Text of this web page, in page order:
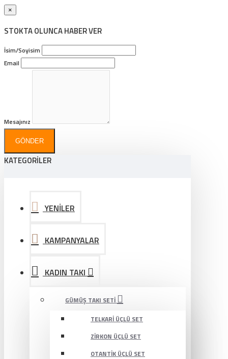
×
STOKTA OLUNCA HABER VER
İsim/Soyisim
Email
Mesajınız
GÖNDER
KATEGORİLER
YENİLER
KAMPANYALAR
KADIN TAKI
GÜMÜŞ TAKI SETI
TELKARI ÜÇLÜ SET
ZIRKON ÜÇLÜ SET
OTANTIK ÜÇLÜ SET